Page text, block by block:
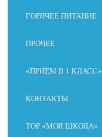
ГОРЯЧЕЕ ПИТАНИЕ
ПРОЧЕЕ
«ПРИЕМ В 1 КЛАСС»
КОНТАКТЫ
ТОР «МОЯ ШКОЛА»